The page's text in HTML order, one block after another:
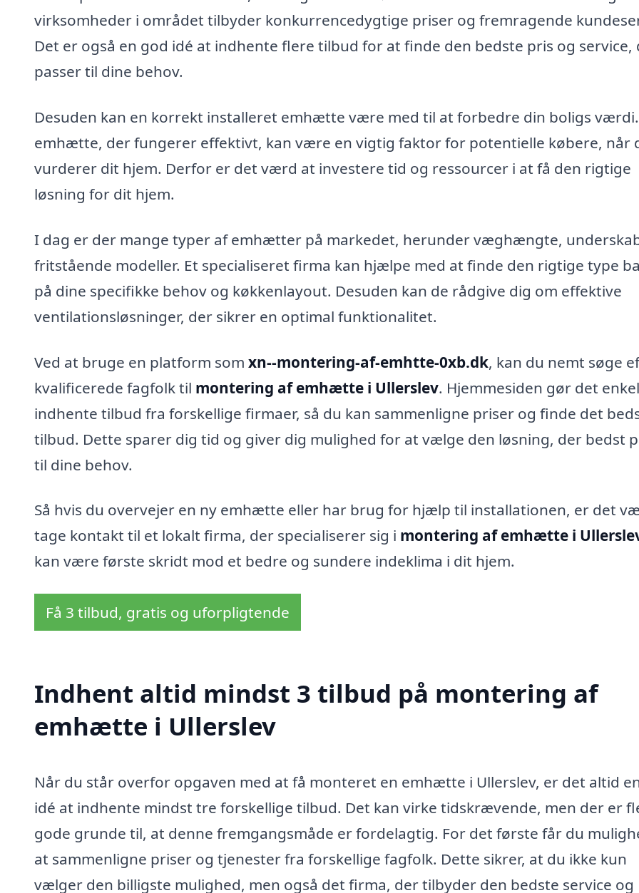
virksomheder i området tilbyder konkurrencedygtige priser og fremragende
Det er også en god idé at indhente flere tilbud for at finde den bedste pris og service,
passer til dine behov.
Desuden kan en korrekt installeret emhætte være med til at forbedre din boligs
emhætte, der fungerer effektivt, kan være en vigtig faktor for potentielle købere, når
vurderer dit hjem. Derfor er det værd at investere tid og ressourcer i at få den rigtige
løsning for dit hjem.
I dag er der mange typer af emhætter på markedet, herunder væghængte,
fritstående modeller. Et specialiseret firma kan hjælpe med at finde den rigtige type
på dine specifikke behov og køkkenlayout. Desuden kan de rådgive dig om effektive
ventilationsløsninger, der sikrer en optimal funktionalitet.
Ved at bruge en platform som xn--montering-af-emhtte-0xb.dk, kan du nemt søge
kvalificerede fagfolk til montering af emhætte i Ullerslev. Hjemmesiden gør det
indhente tilbud fra forskellige firmaer, så du kan sammenligne priser og finde det
tilbud. Dette sparer dig tid og giver dig mulighed for at vælge den løsning, der bedst
til dine behov.
Så hvis du overvejer en ny emhætte eller har brug for hjælp til installationen, er det
tage kontakt til et lokalt firma, der specialiserer sig i montering af emhætte i
kan være første skridt mod et bedre og sundere indeklima i dit hjem.
Få 3 tilbud, gratis og uforpligtende
Indhent altid mindst 3 tilbud på montering af
emhætte i Ullerslev
Når du står overfor opgaven med at få monteret en emhætte i Ullerslev, er det altid
idé at indhente mindst tre forskellige tilbud. Det kan virke tidskrævende, men der er
gode grunde til, at denne fremgangsmåde er fordelagtig. For det første får du
at sammenligne priser og tjenester fra forskellige fagfolk. Dette sikrer, at du ikke kun
vælger den billigste mulighed, men også det firma, der tilbyder den bedste service og